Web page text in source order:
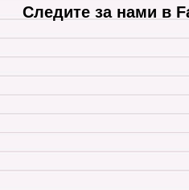
Следите за нами в